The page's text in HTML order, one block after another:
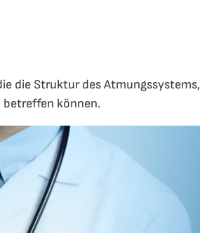
die Struktur des Atmungssystems,
können.